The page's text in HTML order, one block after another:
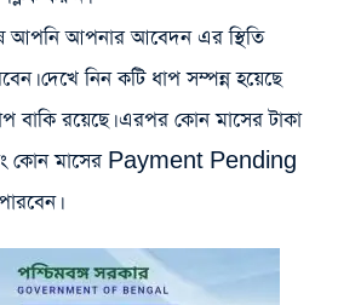
আপনি আপনার আবেদন এর স্থিতি
দেখে নিন কটি ধাপ সম্পন্ন হয়েছে
বাকি রয়েছে। এরপর কোন মাসের টাকা
কোন মাসের Payment Pending